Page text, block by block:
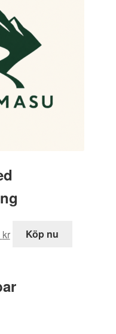
kr
nuvarande
1
Köp nu